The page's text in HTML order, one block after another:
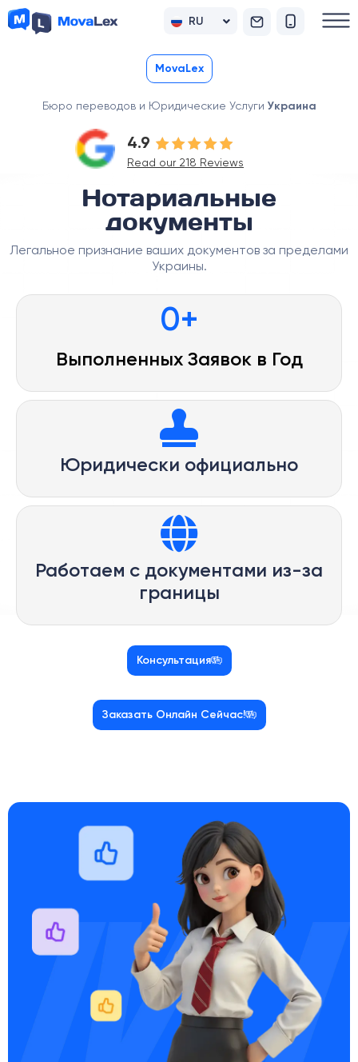
RU
UK
MovaLex
Бюро переводов и Юридические Услуги Украина
4.9
Read our 218 Reviews
Нотариальные
документы
Легальное признание ваших документов за пределами
Украины.
Выполненных Заявок в Год
0+
Юридически официально
Работаем с документами из-за
границы
Консультация
Заказать Онлайн Сейчас!